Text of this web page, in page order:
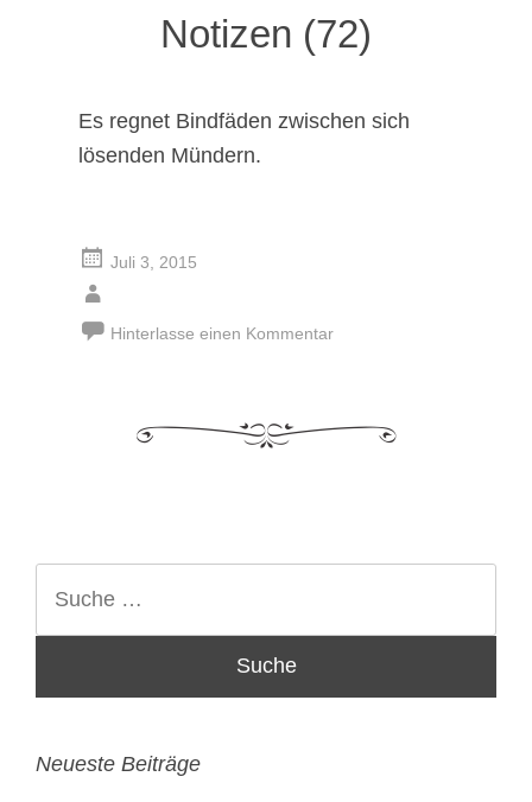
Notizen (72)
Es regnet Bindfäden zwischen sich
lösenden Mündern.
Juli 3, 2015
Hinterlasse einen Kommentar
Neueste Beiträge